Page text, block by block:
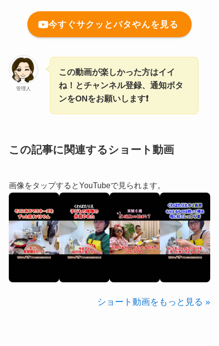
今すぐサクッとバタやんを見る
管理人
この動画が楽しかった方はイイ
ね！とチャンネル登録、通知ボタ
ンをONをお願いします❗
この記事に関連するショート動画
画像をタップするとYouTubeで見られます。
ショート動画をもっと見る »